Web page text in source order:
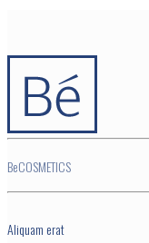
BeCOSMETICS
Aliquam erat